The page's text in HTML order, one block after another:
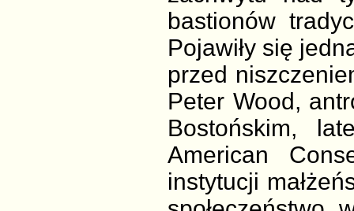
bastionów
Pojawiły się
przed
Peter Wood,
Bostońskim,
American
instytucji